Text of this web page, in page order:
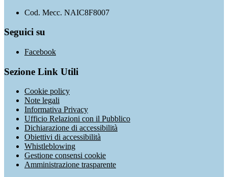
Cod. Mecc. NAIC8F8007
Seguici su
Facebook
Sezione Link Utili
Cookie policy
Note legali
Informativa Privacy
Ufficio Relazioni con il Pubblico
Dichiarazione di accessibilità
Obiettivi di accessibilità
Whistleblowing
Gestione consensi cookie
Amministrazione trasparente